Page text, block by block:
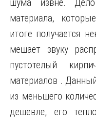
шума извне.
материала,
итоге получается
мешает звуку
пустотелый
материалов .
из меньшего
дешевле, его